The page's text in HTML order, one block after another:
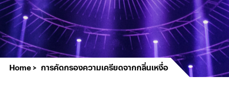
Home การคัดกรองความเครียดจากกลิ่นเหงื่อ